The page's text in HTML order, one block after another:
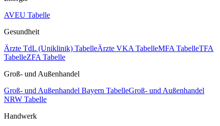
AVEU Tabelle
Gesundheit
Ärzte TdL (Uniklinik) TabelleÄrzte VKA TabelleMFA TabelleTFA
TabelleZFA Tabelle
Groß- und Außenhandel
Groß- und Außenhandel Bayern TabelleGroß- und Außenhandel
NRW Tabelle
Handwerk